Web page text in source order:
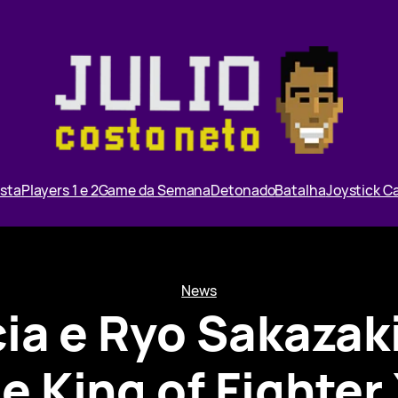
Players 1 e 2Game da SemanaDetonadoBatalhaJoystick
News
e Ryo